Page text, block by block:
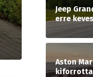
Jeep
erre
Aston